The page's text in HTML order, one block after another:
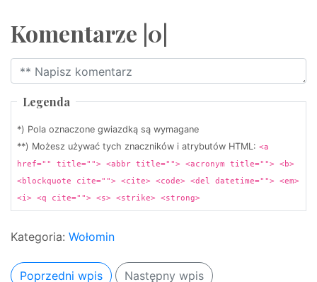
Komentarze |0|
Legenda
*) Pola oznaczone gwiazdką są wymagane
**) Możesz używać tych znaczników i atrybutów HTML: <a
href="" title=""> <abbr title=""> <acronym title=""> <b>
<blockquote cite=""> <cite> <code> <del datetime=""> <em>
<i> <q cite=""> <s> <strike> <strong>
Kategoria: Wołomin
Poprzedni wpis Następny wpis